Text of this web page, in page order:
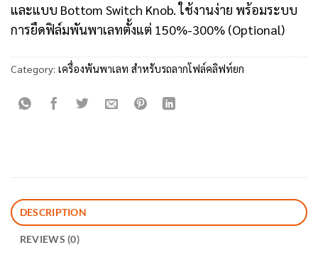
และแบบ Bottom Switch Knob. ใช้งานง่าย พร้อมระบบ
การยืดฟิล์มพันพาเลทตั้งแต่ 150%-300% (Optional)
Category: เครื่องพันพาเลท สำหรับรถลากโฟล์คลิฟท์ยก
DESCRIPTION
REVIEWS (0)